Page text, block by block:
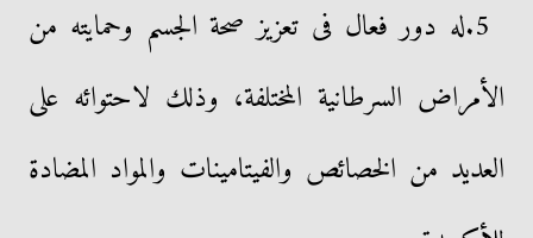
5.له دور فعال فى تعزيز صحة الجسم وحمايته من
الأمراض السرطانية المختلفة، وذلك لاحتوائه على
العديد من الخصائص والفيتامينات والمواد المضادة